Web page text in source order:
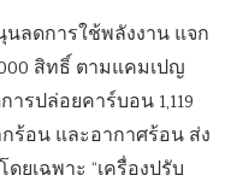
นลดการใช้พลังงาน แจก
สิทธิ์ ตามแคมเปญ
ารปล่อยคาร์บอน 1,119
ร้อน และอากาศร้อน ส่ง
ยเฉพาะ “เครื่องปรับ